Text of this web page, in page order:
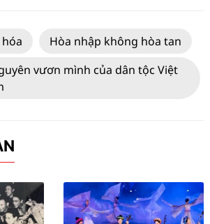
Hòa nhập không hòa tan
vươn mình của dân tộc Việt